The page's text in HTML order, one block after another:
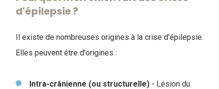
d'épilepsie ?
Il existe de nombreuses origines à la crise d'épilepsie.
Elles peuvent être d'origines :
Intra-crânienne (ou structurelle) - Lésion du